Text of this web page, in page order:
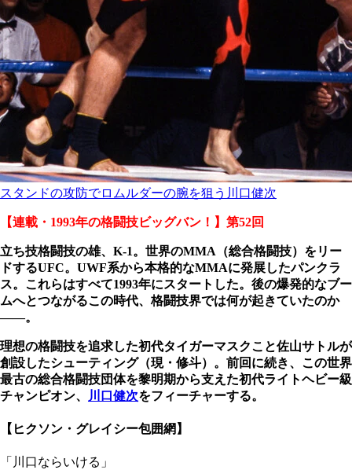
スタンドの攻防でロムルダーの腕を狙う川口健次
【連載・1993年の格闘技ビッグバン！】第52回
立ち技格闘技の雄、K-1。世界のMMA（総合格闘技）をリー
ドするUFC。UWF系から本格的なMMAに発展したパンクラ
ス。これらはすべて1993年にスタートした。後の爆発的なブー
ムへとつながるこの時代、格闘技界では何が起きていたのか
――。
理想の格闘技を追求した初代タイガーマスクこと佐山サトルが
創設したシューティング（現・修斗）。前回に続き、この世界
最古の総合格闘技団体を黎明期から支えた初代ライトヘビー級
チャンピオン、
川口健次をフィーチャーする。
【ヒクソン・グレイシー包囲網】
「川口ならいける」